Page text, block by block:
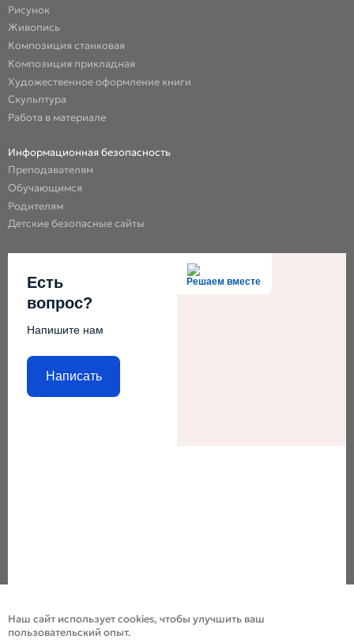
Рисунок
Живопись
Композиция станковая
Композиция прикладная
Художественное оформление книги
Скульптура
Работа в материале
Информационная безопасность
Преподавателям
Обучающимся
Родителям
Детские безопасные сайты
Решаем вместе
Есть
вопрос?
Напишите нам
Написать
Наш сайт использует cookies, чтобы улучшить ваш
пользовательский опыт.